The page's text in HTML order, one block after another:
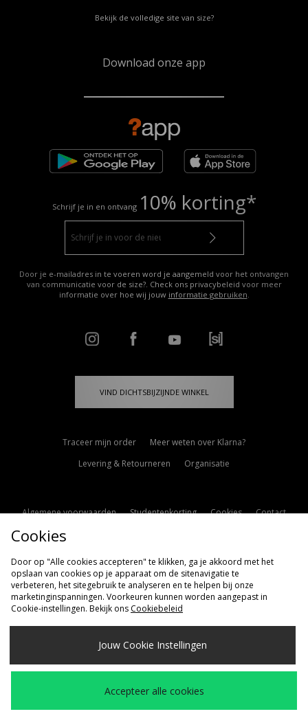
Bekijk de volledige site van size?
Download onze app
Schrijf je in en ontvang 10% korting*
Door je e-mailadres in te voeren word je aangemeld voor het ontvangen
van communicatie voor de size?. Check ons privacybeleid voor meer
informatie over hoe wij jouw informatie gebruiken
VIND DICHTSBIJZIJNDE WINKEL
Traceer mijn order
Meer weten over Klarna?
Levering & Retourneren
Organisatie
Algemene voorwaarden Studentenkorting Cookies
Contact
Cookie Instellingen
Verzenden Naar
Nederland
Wij accepteren de volgende betaalmethoden
Cookies
Door op "Alle cookies accepteren" te klikken, ga je akkoord met het
opslaan van cookies op je apparaat om de sitenavigatie te
verbeteren, het sitegebruik te analyseren en te helpen bij onze
marketinginspanningen. Voorkeuren kunnen worden aangepast in
Cookie-instellingen. Bekijk ons Cookiebeleid
Jouw Cookie Instellingen
Accepteer alle cookies